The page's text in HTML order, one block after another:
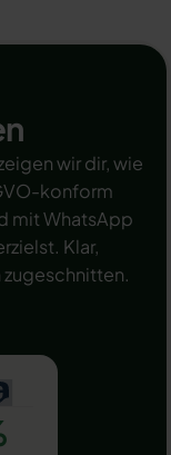
wir dir, wie
konform
mit WhatsApp
Klar,
zugeschnitten.